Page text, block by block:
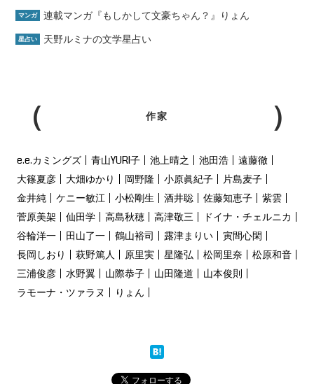
マンガ 連載マンガ『もしかして文豪ちゃん？』りょん
星占い 天野ルミナの文学星占い
作家
e.e.カミングズ 青山YURI子 池上晴之 池田浩
遠藤徹
大篠夏彦
大畑ゆかり 岡野隆 小原眞紀子
片島麦子
金井純
ケニー敏江 小松剛生 酒井聡 佐藤知恵子
紫雲
菅原美架
仙田学 高島秋穂 高津敬三
ドイナ・チェルニカ
谷輪洋一
田山了一 鶴山裕司 露津まりい
寅間心閑
長岡しおり
萩野篤人 原里実 星隆弘 松岡里奈
松原和音
三浦俊彦
水野翼 山際恭子 山田隆道
山本俊則
ラモーナ・ツァラヌ
りょん